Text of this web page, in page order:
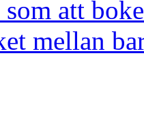
att
mellan